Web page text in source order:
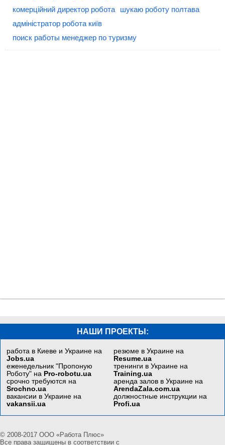
комерційний директор робота
шукаю роботу полтава
адміністратор робота київ
поиск работы менеджер по туризму
НАШИ ПРОЕКТЫ:
работа в Киеве и Украине на
Jobs.ua
еженедельник "Пропоную
Роботу" на Pro-robotu.ua
срочно требуются на
Srochno.ua
вакансии в Украине на
vakansii.ua
резюме в Украине на
Resume.ua
тренинги в Украине на
Training.ua
аренда залов в Украине на
ArendaZala.com.ua
должностные инструкции на
Profi.ua
© 2008-2017 ООО «Работа Плюс»
Все права защищены в соответствии с